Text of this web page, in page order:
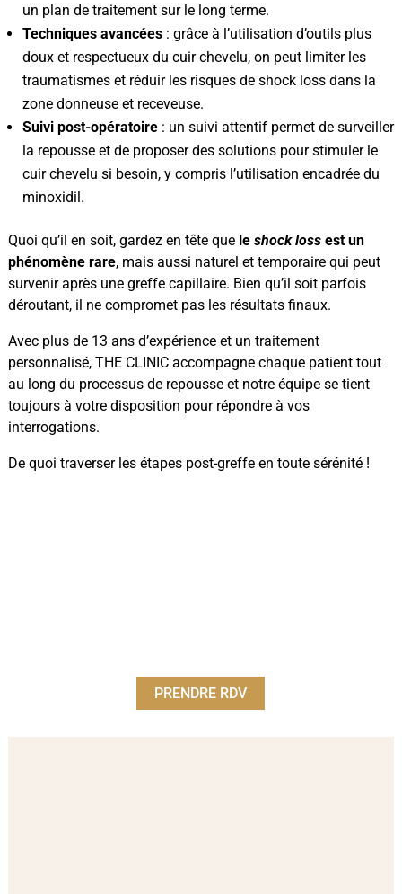
un plan de traitement sur le long terme.
Techniques avancées: grâce à l’utilisation d’outils plus
doux et respectueux du cuir chevelu, on peut limiter les
traumatismes et réduir les risques de shock loss dans la
zone donneuse et receveuse.
Suivi post-opératoire: un suivi attentif permet de surveiller
la repousse et de proposer des solutions pour stimuler le
cuir chevelu si besoin, y compris l’utilisation encadrée du
minoxidil.
Quoi qu’il en soit, gardez en tête que le shock lossest un
phénomène rare, mais aussi naturel et temporaire qui peut
survenir après une greffe capillaire. Bien qu’il soit parfois
déroutant, il ne compromet pas les résultats finaux.
Avec plus de 13 ans d’expérience et un traitement
personnalisé, THE CLINIC accompagne chaque patient tout
au long du processus de repousse et notre équipe se tient
toujours à votre disposition pour répondre à vos
interrogations.
De quoi traverser les étapes post-greffe en toute sérénité !
PRENDRE RDV